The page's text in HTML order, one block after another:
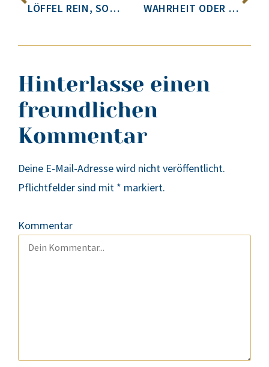
LÖFFEL REIN, SOMMERGEFÜHL AN: EISVIELFALT ZUM DAHINSCHMELZEN WAHRHEIT ODER IRRTUM? 10 LEBENSMITTEL-MYTHEN IM FAKTENCHECK
Hinterlasse einen
freundlichen
Kommentar
Deine E-Mail-Adresse wird nicht veröffentlicht.
Pflichtfelder sind mit * markiert.
Kommentar